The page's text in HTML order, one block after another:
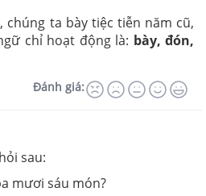
chúng ta bày tiệc tiễn năm cũ,
chỉ hoạt động là: bày, đón,
Đánh giá:
sau:
mươi sáu món?